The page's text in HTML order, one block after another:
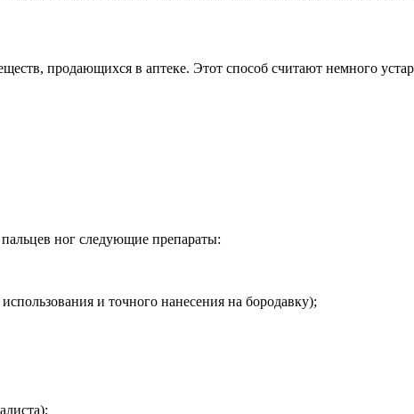
продающихся в аптеке. Этот способ считают немного
ног следующие препараты:
и точного нанесения на бородавку);